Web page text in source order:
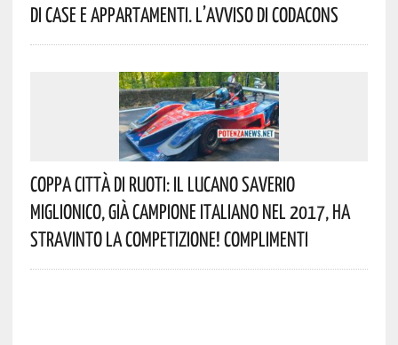
Di Case E Appartamenti. L’avviso Di Codacons
Coppa Città Di Ruoti: Il Lucano Saverio
Miglionico, Già Campione Italiano Nel 2017, Ha
Stravinto La Competizione! Complimenti